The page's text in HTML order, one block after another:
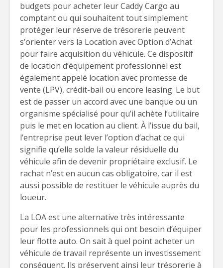
budgets pour acheter leur Caddy Cargo au
comptant ou qui souhaitent tout simplement
protéger leur réserve de trésorerie peuvent
s’orienter vers la Location avec Option d’Achat
pour faire acquisition du véhicule. Ce dispositif
de location d’équipement professionnel est
également appelé location avec promesse de
vente (LPV), crédit-bail ou encore leasing. Le but
est de passer un accord avec une banque ou un
organisme spécialisé pour qu’il achète l’utilitaire
puis le met en location au client. À l’issue du bail,
l’entreprise peut lever l’option d’achat ce qui
signifie qu’elle solde la valeur résiduelle du
véhicule afin de devenir propriétaire exclusif. Le
rachat n’est en aucun cas obligatoire, car il est
aussi possible de restituer le véhicule auprès du
loueur.
La LOA est une alternative très intéressante
pour les professionnels qui ont besoin d’équiper
leur flotte auto. On sait à quel point acheter un
véhicule de travail représente un investissement
conséquent. Ils préservent ainsi leur trésorerie à